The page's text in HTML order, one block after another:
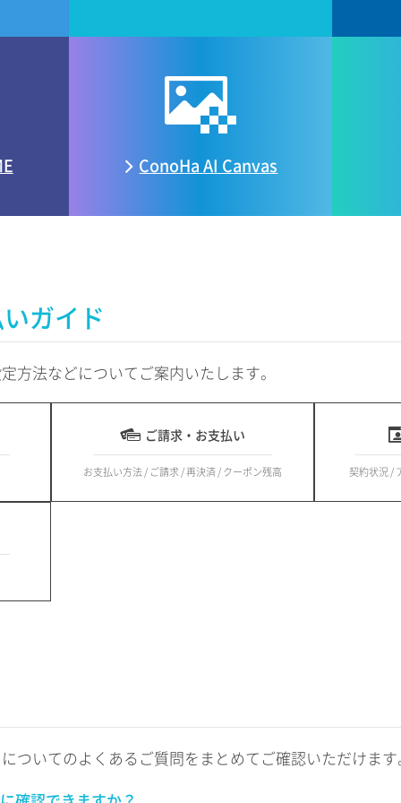
ConoHaAI Canvas
ガイド
方法などについてご案内いたします。
ご請求・お支払い
お支払い方法 / ご請求 / 再決済 / クーポン残高 契約状況 /
ついてのよくあるご質問をまとめてご確認いただけま